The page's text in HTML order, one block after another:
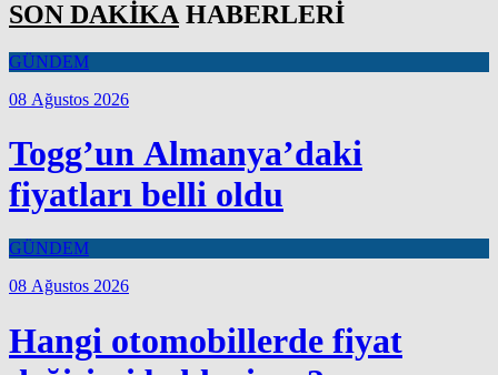
SON DAKİKA HABERLERİ
GÜNDEM
08 Ağustos 2026
Togg’un Almanya’daki
fiyatları belli oldu
GÜNDEM
08 Ağustos 2026
Hangi otomobillerde fiyat